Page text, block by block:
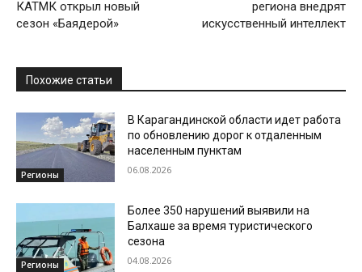
КАТМК открыл новый
сезон «Баядерой»
региона внедрят
искусственный интеллект
Похожие статьи
Регионы
В Карагандинской области идет работа
по обновлению дорог к отдаленным
населенным пунктам
06.08.2026
Регионы
Более 350 нарушений выявили на
Балхаше за время туристического
сезона
04.08.2026